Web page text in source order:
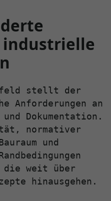
industrielle
stellt der
Anforderungen an
Dokumentation.
normativer
und
die weit über
hinausgehen.